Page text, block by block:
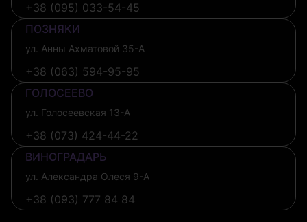
+38 (095) 033-54-45
ПОЗНЯКИ
ул. Анны Ахматовой 35-А
+38 (063) 594-95-95
ГОЛОСЕЕВО
ул. Голосеевская 13-А
+38 (073) 424-44-22
ВИНОГРАДАРЬ
ул. Александра Олеся 9-А
+38 (093) 777 84 84